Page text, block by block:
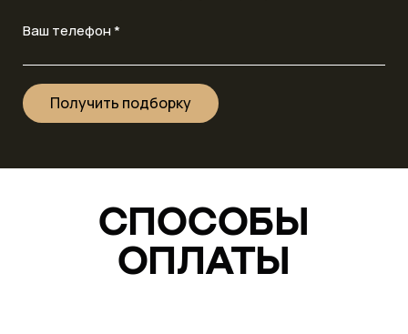
Ваш телефон *
Получить подборку
СПОСОБЫ
ОПЛАТЫ